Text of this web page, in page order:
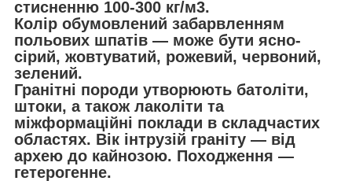
стисненню 100-300 кг/м3.
Колір обумовлений забарвленням
польових шпатів — може бути ясно-
сірий, жовтуватий, рожевий, червоний,
зелений.
Гранітні породи утворюють батоліти,
штоки, а також лаколіти та
міжформаційні поклади в складчастих
областях. Вік інтрузій граніту — від
архею до кайнозою. Походження —
гетерогенне.